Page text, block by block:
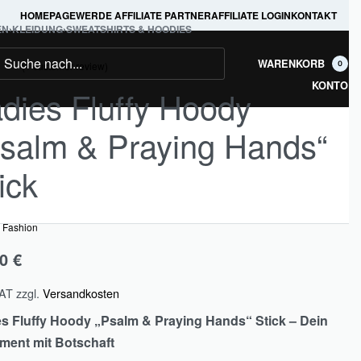
HOMEPAGEWERDE AFFILIATE PARTNERAFFILIATE LOGINKONTAKT
WARENKORB 0
KONTO
›KLEIDUNG›SWEATSHIRTS & HOODIES
out of 5 based oncustomer rating
(1customer review)
Fluffy Hoody
& Praying Hands“
€
zzgl. Versandkosten
Fluffy Hoody „Psalm & Praying Hands“ Stick – Dein
mit Botschaft